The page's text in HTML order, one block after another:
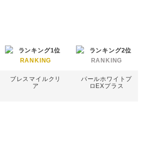
RANKING RANKING
ブレスマイルクリ
ア
パールホワイトプ
ロEXプラス